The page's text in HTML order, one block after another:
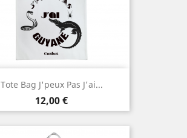
Tote Bag J'peux Pas J'ai...
Prix
12,00 €